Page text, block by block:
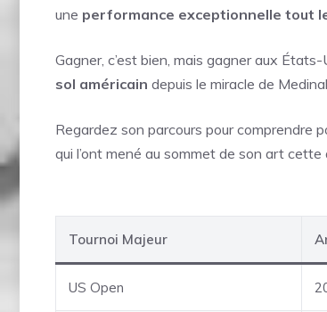
une performance exceptionnelle tout
Gagner, c’est bien, mais gagner aux États-
sol américain depuis le miracle de
Regardez son parcours pour comprendre
qui l’ont mené au sommet de son art cette
Tournoi Majeur
US Open